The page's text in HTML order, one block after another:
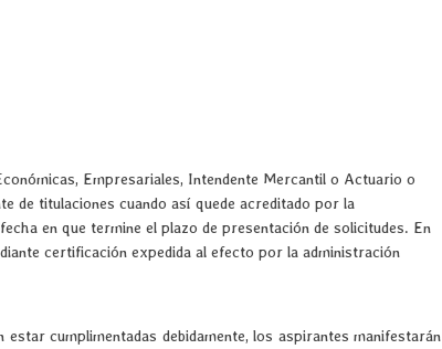
Empresariales, Intendente Mercantil o Actuario o
de titulaciones cuando así quede acreditado por la
en que termine el plazo de presentación de solicitudes. En
certificación expedida al efecto por la administración
cumplimentadas debidamente, los aspirantes manifestarán